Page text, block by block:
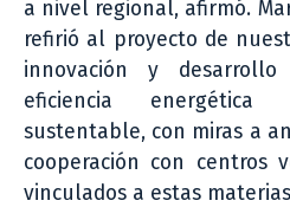
a nivel regional, afirmó.
refirió al proyecto de
innovación y
eficiencia
sustentable, con miras a
cooperación con centros
vinculados a estas